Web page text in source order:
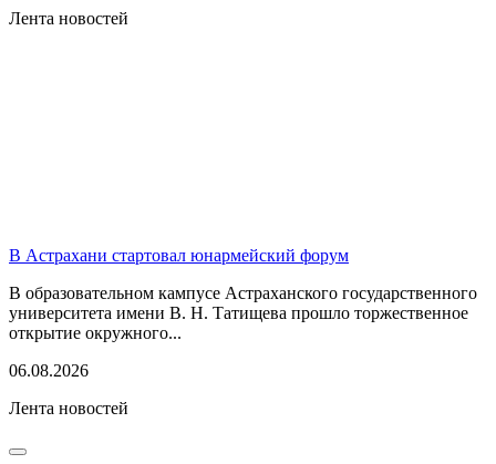
Лента новостей
В Астрахани стартовал юнармейский форум
В образовательном кампусе Астраханского государственного
университета имени В. Н. Татищева прошло торжественное
открытие окружного...
06.08.2026
Лента новостей